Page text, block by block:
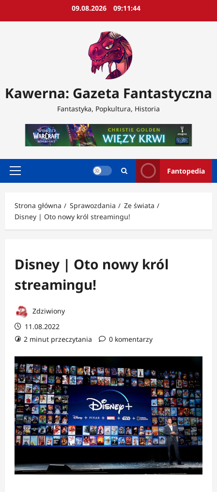
09.08.2026 09:11:46
Kawerna: Gazeta Fantastyczna
Fantastyka, Popkultura, Historia
Menu
Fantopedia
Strona główna Sprawozdania
Ze świata
Disney | Oto nowy król streamingu!
Disney | Oto nowy król
streamingu!
Zdziwiony
11.08.2022
2 minut przeczytania
0 komentarzy